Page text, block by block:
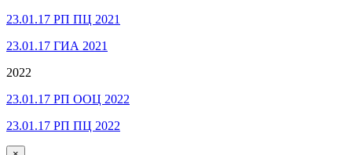
23.01.17 РП ПЦ 2021
23.01.17 ГИА 2021
2022
23.01.17 РП ООЦ 2022
23.01.17 РП ПЦ 2022